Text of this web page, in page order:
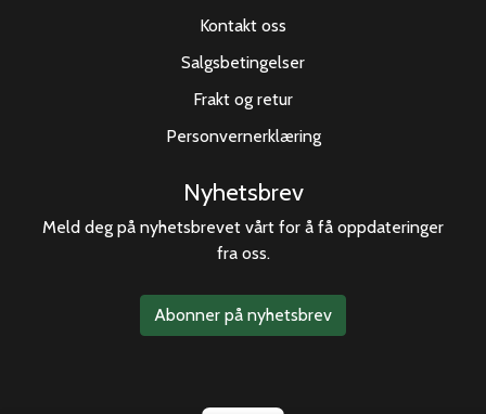
Kontakt oss
Salgsbetingelser
Frakt og retur
Personvernerklæring
Nyhetsbrev
Meld deg på nyhetsbrevet vårt for å få oppdateringer
fra oss.
Abonner på nyhetsbrev